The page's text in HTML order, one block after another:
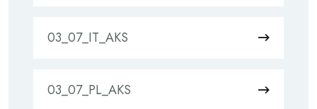
03_07_IT_AKS
03_07_PL_AKS